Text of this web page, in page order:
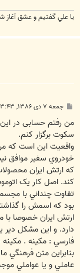
يا علي گفتيم و عشق آغاز
ت
جمعه ۷ دی ۱۳۸۶, ۳:۴۳ ب.ظ
من رفتم حسابی در این
سکوت برگزار کنم.
واقعیت این است که من
خودروي سفير موافق
که ارتش ايران
کند. اصل کار يک
تفاوت چنداني با
بود که اسمش را
ارتش ايران خصوصا با
دارد. و اين مشکل
فارسي : مکينه .
بنابراين متن فرهنگي
عاملي و يا عواملي